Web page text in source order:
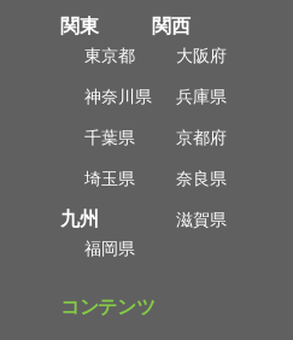
関東
東京都
神奈川県
千葉県
埼玉県
九州
福岡県
関西
大阪府
兵庫県
京都府
奈良県
滋賀県
コンテンツ